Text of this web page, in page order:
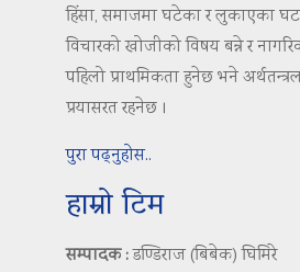
हिंसा, समाजमा घटेका र लुकाएका
विचारको खोजीको विषय बन्ने र
पहिलो प्राथमिकता हुनेछ भने
प्रयासरत रहनेछ ।
पुरा पढ्नुहोस..
हाम्रो टिम
सम्पादक :डण्डिराज (बिबेक) घिमिरे